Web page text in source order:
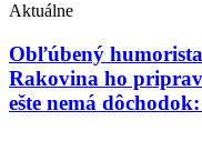
Aktuálne
Obľúbený
Rakovina ho
ešte nemá